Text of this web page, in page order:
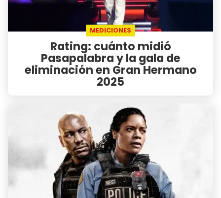
MEDICIONES
Rating: cuánto midió
Pasapalabra y la gala de
eliminación en Gran Hermano
2025